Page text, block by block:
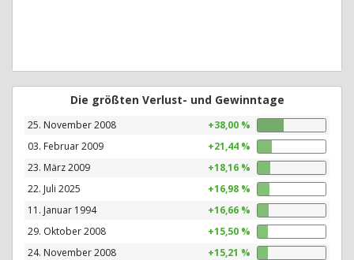
Die größten Verlust- und Gewinntage
25. November 2008
+38,00 %
03. Februar 2009
+21,44 %
23. März 2009
+18,16 %
22. Juli 2025
+16,98 %
11. Januar 1994
+16,66 %
29. Oktober 2008
+15,50 %
24. November 2008
+15,21 %